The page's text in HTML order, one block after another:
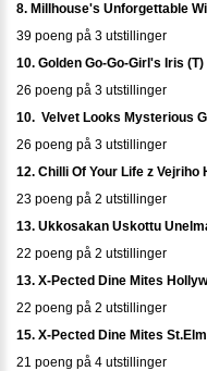
8. Millhouse's Unforgettable
39 poeng på 3 utstillinger
10. Golden Go-Go-Girl's Iris (T)
26 poeng på 3 utstillinger
10. Velvet Looks Mysterious
26 poeng på 3 utstillinger
12. Chilli Of Your Life z Vejriho
23 poeng på 2 utstillinger
13. Ukkosakan Uskottu
22 poeng på 2 utstillinger
13. X-Pected Dine Mites
22 poeng på 2 utstillinger
15. X-Pected Dine Mites
21 poeng på 4 utstillinger